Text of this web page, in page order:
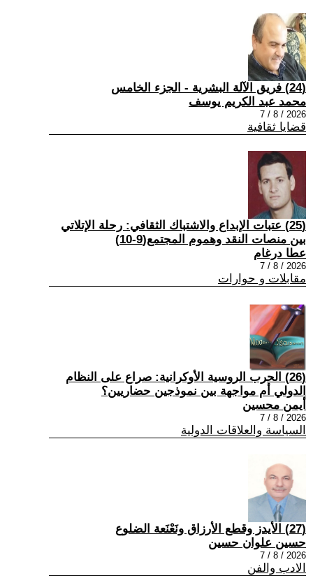
(24) فريق الآلة البشرية - الجزء الخامس
محمد عبد الكريم يوسف
2026 / 8 / 7
قضايا ثقافية
(25) عتبات الإبداع والاشتباك الثقافي: رحلة الإتلاتي
بين منصات النقد وهموم المجتمع(9-10)
عطا درغام
2026 / 8 / 7
مقابلات و حوارات
(26) الحرب الروسية الأوكرانية: صراع على النظام
الدولي أم مواجهة بين نموذجين حضاريين؟
أيمن محسين
2026 / 8 / 7
السياسة والعلاقات الدولية
(27) الأيدز وقطع الأرزاق ونَعْنَعة الضلوع
حسين علوان حسين
2026 / 8 / 7
الادب والفن